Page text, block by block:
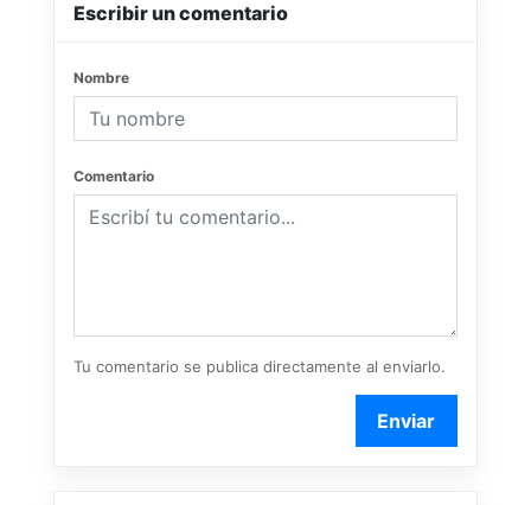
Escribir un comentario
Nombre
Comentario
Tu comentario se publica directamente al enviarlo.
Enviar